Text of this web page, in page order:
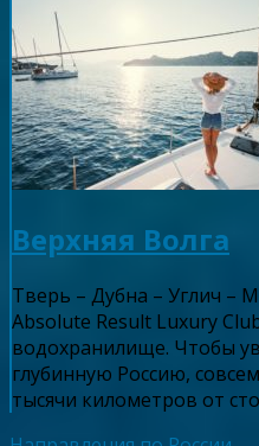
Верхняя Волга
Тверь – Дубна – Углич –
Absolute Result Luxury
водохранилище. Чтобы
глубинную Россию,
тысячи километров от